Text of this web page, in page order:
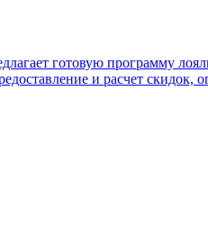
готовую программу
и расчет скидок,